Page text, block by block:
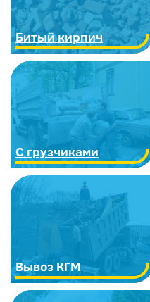
Битый кирпич
С грузчиками
Вывоз КГМ